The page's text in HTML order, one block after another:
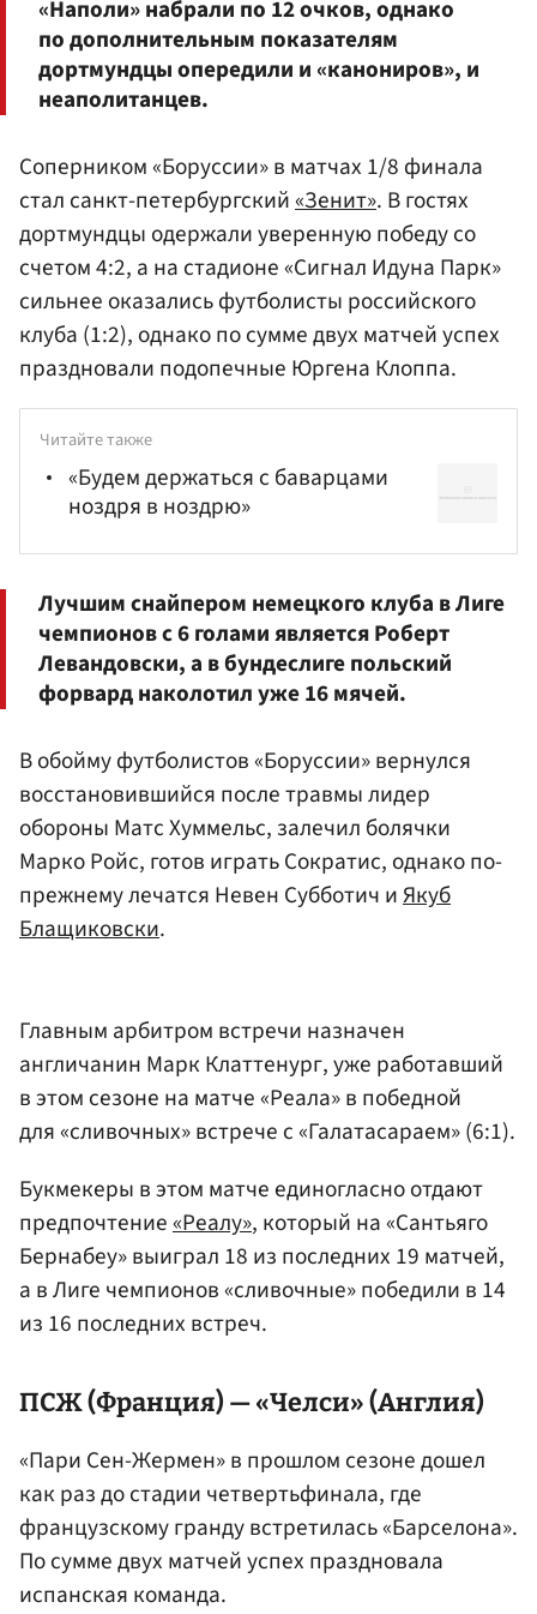
«Наполи» набрали по 12 очков, однако
по дополнительным показателям
дортмундцы опередили и «канониров», и
неаполитанцев.
Соперником «Боруссии» в матчах 1/8 финала
стал санкт-петербургский«Зенит». В гостях
дортмундцы одержали уверенную победу со
счетом 4:2, а на стадионе «Сигнал Идуна Парк»
сильнее оказались футболисты российского
клуба (1:2), однако по сумме двух матчей успех
праздновали подопечные Юргена Клоппа.
Читайте также
«Будем держаться с баварцами
ноздря в ноздрю»
Лучшим снайпером немецкого клуба в Лиге
чемпионов с 6 голами являетсяРоберт
Левандовски, а в бундеслиге польский
форвард наколотил уже 16 мячей.
В обойму футболистов «Боруссии» вернулся
восстановившийся после травмы лидер
обороны Матс Хуммельс, залечил болячки
Марко Ройс, готов играть Сократис, однако по-
прежнему лечатся Невен Субботич иЯкуб
Блащиковски.
Главным арбитром встречи назначен
англичанин Марк Клаттенург, уже работавший
в этом сезоне на матче «Реала» в победной
для «сливочных» встрече с «Галатасараем» (6:1).
Букмекеры в этом матче единогласно отдают
предпочтение«Реалу», который на «Сантьяго
Бернабеу» выиграл 18 из последних 19 матчей,
а в Лиге чемпионов «сливочные» победили в 14
из 16 последних встреч.
ПСЖ (Франция) — «Челси» (Англия)
«Пари Сен-Жермен» в прошлом сезоне дошел
как раз до стадии четвертьфинала, где
французскому гранду встретилась «Барселона».
По сумме двух матчей успех праздновала
испанская команда.